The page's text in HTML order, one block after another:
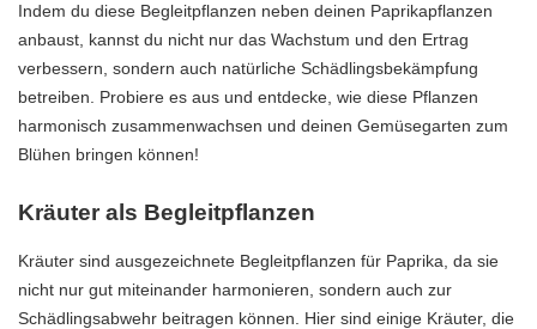
Indem du diese Begleitpflanzen neben deinen Paprikapflanzen
anbaust, kannst du nicht nur das Wachstum und den Ertrag
verbessern, sondern auch natürliche Schädlingsbekämpfung
betreiben. Probiere es aus und entdecke, wie diese Pflanzen
harmonisch zusammenwachsen und deinen Gemüsegarten zum
Blühen bringen können!
Kräuter als Begleitpflanzen
Kräuter sind ausgezeichnete Begleitpflanzen für Paprika, da sie
nicht nur gut miteinander harmonieren, sondern auch zur
Schädlingsabwehr beitragen können. Hier sind einige Kräuter, die